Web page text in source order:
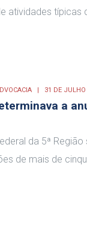
típicas
31 DE
a
da 5ª
de mais de